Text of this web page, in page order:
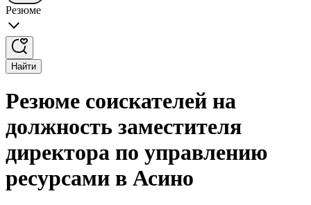
Резюме
Найти
Резюме соискателей на
должность заместителя
директора по управлению
ресурсами в Асино